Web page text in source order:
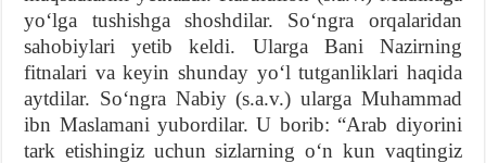
yo‘lga tushishga shoshdilar. So‘ngra orqalaridan
sahobiylari yetib keldi. Ularga Bani Nazirning
fitnalari va keyin shunday yo‘l tutganliklari haqida
aytdilar. So‘ngra Nabiy (s.a.v.) ularga Muhammad
ibn Maslamani yubordilar. U borib: “Arab diyorini
tark etishingiz uchun sizlarning o‘n kun vaqtingiz